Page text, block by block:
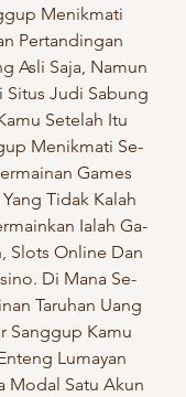
Me­nik­ma­ti
Per­tan­din­gan
Asli Saja, Na­mun
Judi Sa­bung
Se­te­lah Itu
Me­nik­ma­ti Se­
Ga­mes
Ti­dak Ka­lah
Ia­lah Ga­
Slo­ts On­li­ne Dan
Di Mana Se­
Ta­ru­han Uang
Sang­gup Kamu
Lu­ma­yan
Mo­dal Satu Akun